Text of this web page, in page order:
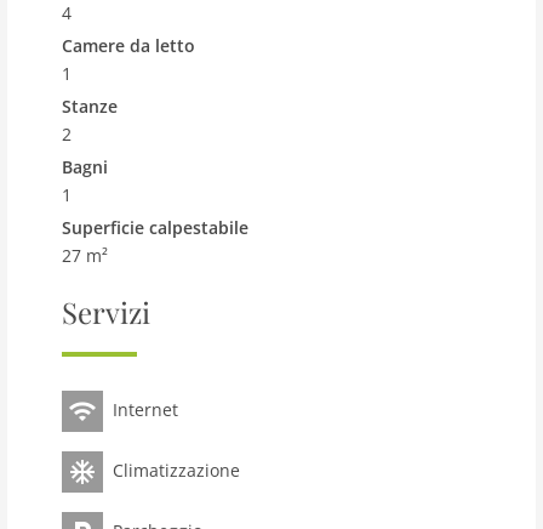
4
Camere da letto
1
Stanze
2
Bagni
1
Superficie calpestabile
27 m²
Servizi
Internet
Climatizzazione